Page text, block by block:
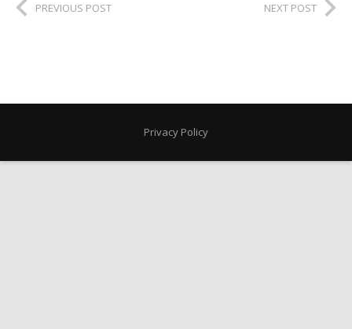
PREVIOUS POST NEXT POST
Privacy Policy